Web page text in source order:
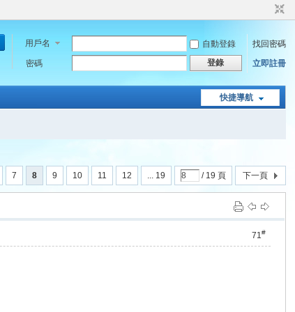
用戶名 自動登錄
找回密碼
密碼
登錄 立即註冊
快捷導航
7 8 9 10 11 12 ... 19 / 19 頁 下一頁
71#